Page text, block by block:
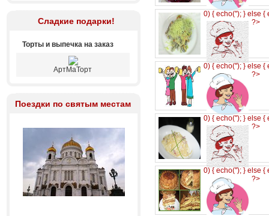
Сладкие подарки!
Торты и выпечка на заказ
АртМаТорт
Поездки по святым местам
0) { echo(''); } else {
?>
0) { echo(''); } else {
?>
0) { echo(''); } else {
?>
0) { echo(''); } else {
?>